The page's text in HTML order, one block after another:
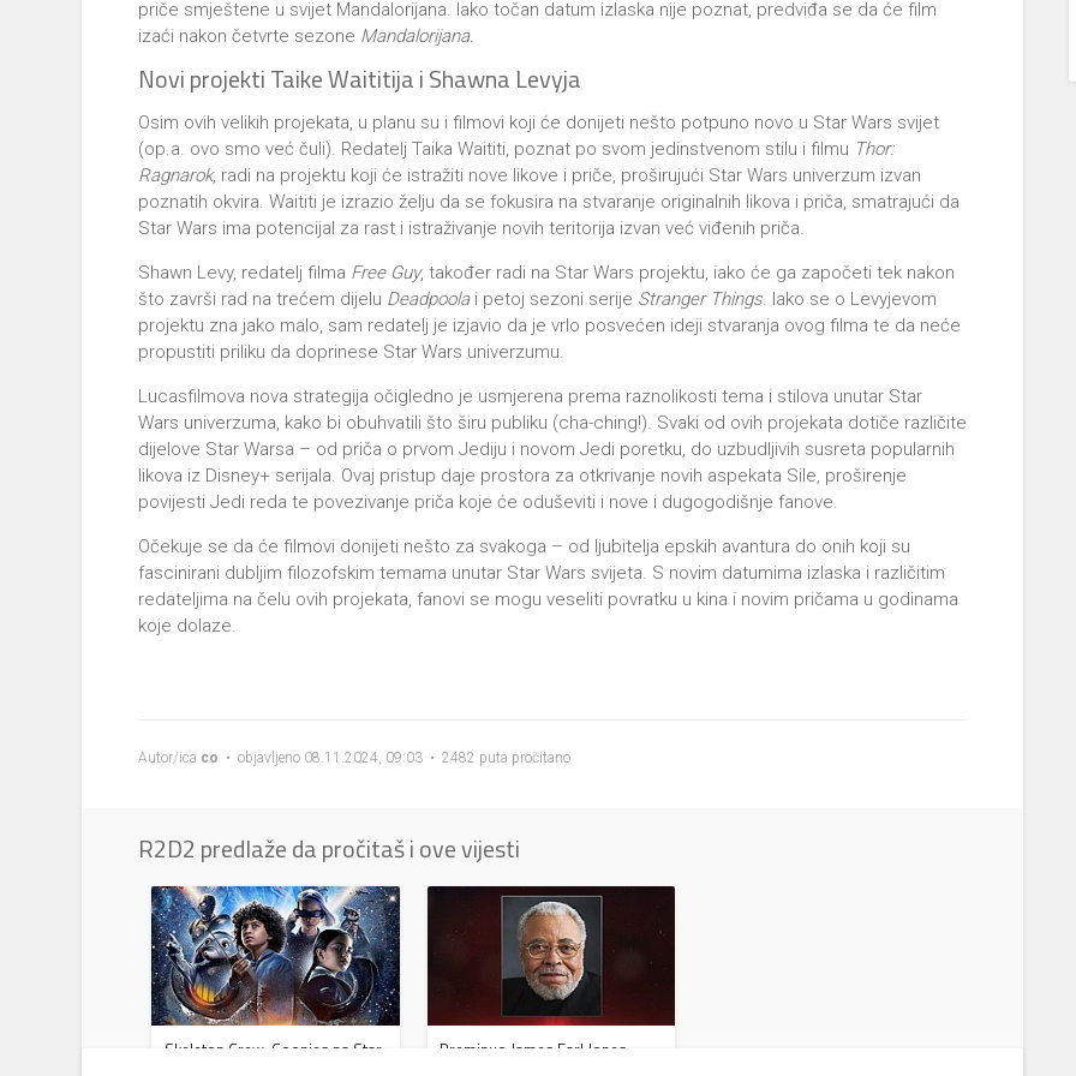
priče smještene u svijet Mandalorijana. Iako točan datum izlaska nije poznat, predviđa se da će film
izaći nakon četvrte sezone Mandalorijana.
Novi projekti Taike Waititija i Shawna Levyja
Osim ovih velikih projekata, u planu su i filmovi koji će donijeti nešto potpuno novo u Star Wars svijet
(op.a. ovo smo već čuli). Redatelj Taika Waititi, poznat po svom jedinstvenom stilu i filmu Thor:
Ragnarok, radi na projektu koji će istražiti nove likove i priče, proširujući Star Wars univerzum izvan
poznatih okvira. Waititi je izrazio želju da se fokusira na stvaranje originalnih likova i priča, smatrajući da
Star Wars ima potencijal za rast i istraživanje novih teritorija izvan već viđenih priča.
Shawn Levy, redatelj filma Free Guy, također radi na Star Wars projektu, iako će ga započeti tek nakon
što završi rad na trećem dijelu Deadpoolai petoj sezoni serije Stranger Things. Iako se o Levyjevom
projektu zna jako malo, sam redatelj je izjavio da je vrlo posvećen ideji stvaranja ovog filma te da neće
propustiti priliku da doprinese Star Wars univerzumu.
Lucasfilmova nova strategija očigledno je usmjerena prema raznolikosti tema i stilova unutar Star
Wars univerzuma, kako bi obuhvatili što širu publiku (cha-ching!). Svaki od ovih projekata dotiče različite
dijelove Star Warsa – od priča o prvom Jediju i novom Jedi poretku, do uzbudljivih susreta popularnih
likova iz Disney+ serijala. Ovaj pristup daje prostora za otkrivanje novih aspekata Sile, proširenje
povijesti Jedi reda te povezivanje priča koje će oduševiti i nove i dugogodišnje fanove.
Očekuje se da će filmovi donijeti nešto za svakoga – od ljubitelja epskih avantura do onih koji su
fascinirani dubljim filozofskim temama unutar Star Wars svijeta. S novim datumima izlaska i različitim
redateljima na čelu ovih projekata, fanovi se mogu veseliti povratku u kina i novim pričama u godinama
koje dolaze.
Autor/ica co • objavljeno 08.11.2024, 09:03 • 2482 puta pročitano
R2D2 predlaže da pročitaš i ove vijesti
Skeleton Crew: Goonies na Star Preminuo James Earl Jones,